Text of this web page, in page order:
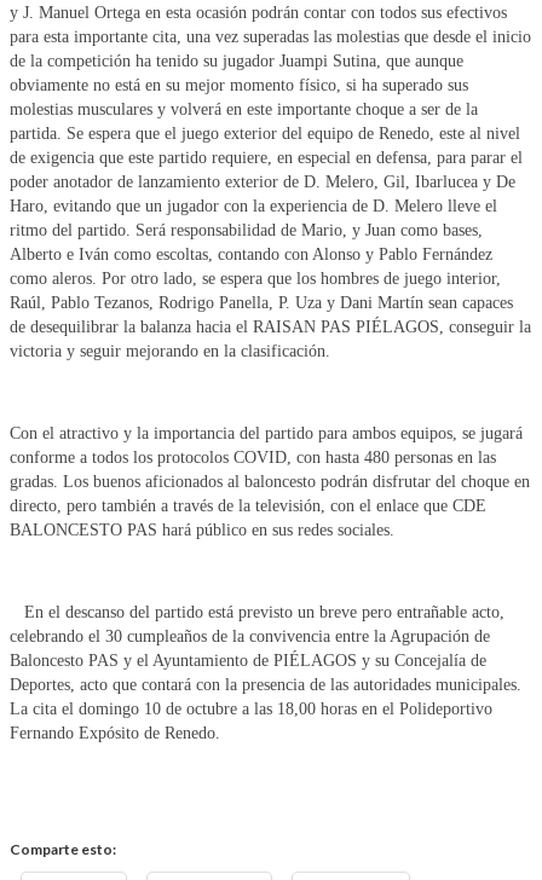
y J. Manuel Ortega en esta ocasión podrán contar con todos sus efectivos
para esta importante cita, una vez superadas las molestias que desde el inicio
de la competición ha tenido su jugador Juampi Sutina, que aunque
obviamente no está en su mejor momento físico, si ha superado sus
molestias musculares y volverá en este importante choque a ser de la
partida. Se espera que el juego exterior del equipo de Renedo, este al nivel
de exigencia que este partido requiere, en especial en defensa, para parar el
poder anotador de lanzamiento exterior de D. Melero, Gil, Ibarlucea y De
Haro, evitando que un jugador con la experiencia de D. Melero lleve el
ritmo del partido. Será responsabilidad de Mario, y Juan como bases,
Alberto e Iván como escoltas, contando con Alonso y Pablo Fernández
como aleros. Por otro lado, se espera que los hombres de juego interior,
Raúl, Pablo Tezanos, Rodrigo Panella, P. Uza y Dani Martín sean capaces
de desequilibrar la balanza hacia el RAISAN PAS PIÉLAGOS, conseguir la
victoria y seguir mejorando en la clasificación.
Con el atractivo y la importancia del partido para ambos equipos, se jugará
conforme a todos los protocolos COVID, con hasta 480 personas en las
gradas. Los buenos aficionados al baloncesto podrán disfrutar del choque en
directo, pero también a través de la televisión, con el enlace que CDE
BALONCESTO PAS hará público en sus redes sociales.
En el descanso del partido está previsto un breve pero entrañable acto,
celebrando el 30 cumpleaños de la convivencia entre la Agrupación de
Baloncesto PAS y el Ayuntamiento de PIÉLAGOS y su Concejalía de
Deportes, acto que contará con la presencia de las autoridades municipales.
La cita el domingo 10 de octubre a las 18,00 horas en el Polideportivo
Fernando Expósito de Renedo.
Comparte esto: